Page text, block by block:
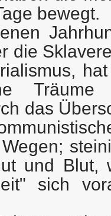
bewegt.
die
das
und Blut,
sich